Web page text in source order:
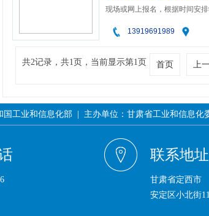
现场或网上报名，根据时间安排
13919691989
共2记录，共1页，当前显示第1页 首页 上
国工业和信息化部 | 主办单位：甘肃省工业和信息
联系地址
甘肃省定西市
安定区小北街